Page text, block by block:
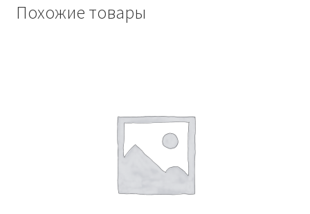
Похожие товары